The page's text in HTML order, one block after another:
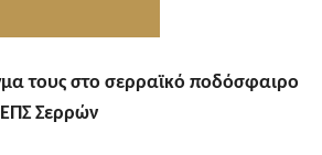
τους στο σερραϊκό ποδόσφαιρο
Σερρών